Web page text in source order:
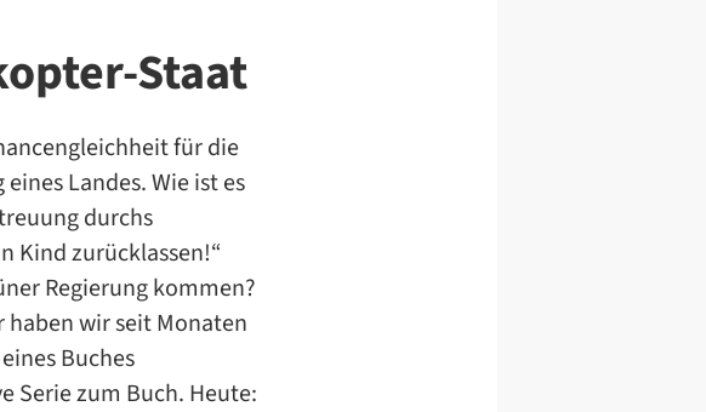
Staat
für die
Landes. Wie ist es
durchs
Kind zurücklassen!“
Regierung kommen?
wir seit Monaten
Buches
Serie zum Buch. Heute: